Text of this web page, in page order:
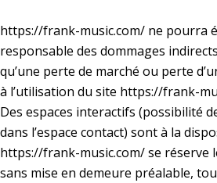
https://frank-music.com/ ne pourra
responsable des dommages
qu’une perte de marché ou perte
à l’utilisation du site https://frank-
Des espaces interactifs (possibilité
dans l’espace contact) sont à la
https://frank-music.com/se réserve
sans mise en demeure préalable,